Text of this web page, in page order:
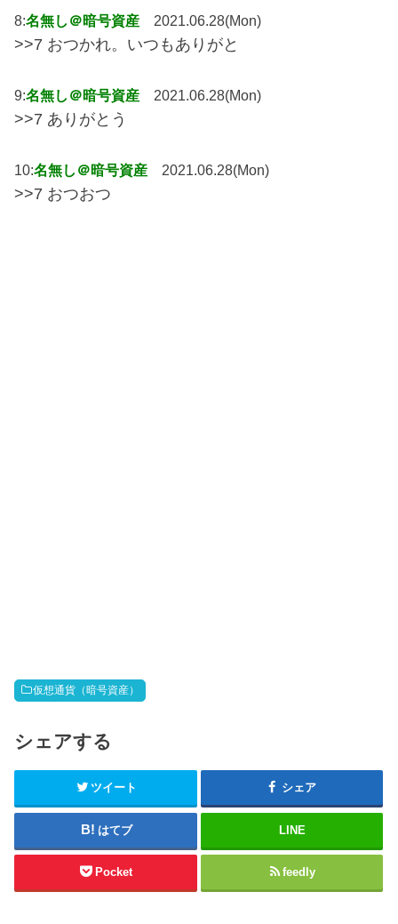
8:名無し＠暗号資産 2021.06.28(Mon)
>>7 おつかれ。いつもありがと
9:名無し＠暗号資産 2021.06.28(Mon)
>>7 ありがとう
10:名無し＠暗号資産 2021.06.28(Mon)
>>7 おつおつ
仮想通貨（暗号資産）
シェアする
ツイート シェア
はてブ LINE
Pocket feedly